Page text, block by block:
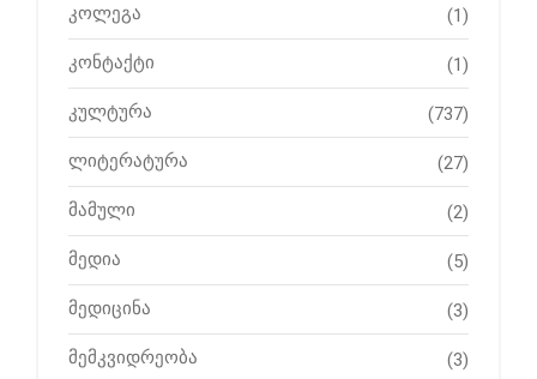
კოლეგა (1)
კონტაქტი (1)
კულტურა (737)
ლიტერატურა (27)
მამული (2)
მედია (5)
მედიცინა (3)
მემკვიდრეობა (3)